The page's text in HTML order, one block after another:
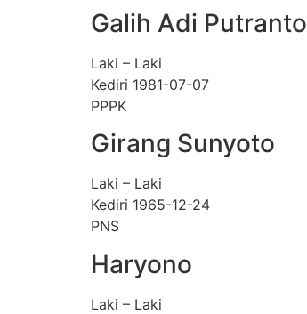
Galih Adi Putranto
Laki – Laki
Kediri 1981-07-07
PPPK
Girang Sunyoto
Laki – Laki
Kediri 1965-12-24
PNS
Haryono
Laki – Laki